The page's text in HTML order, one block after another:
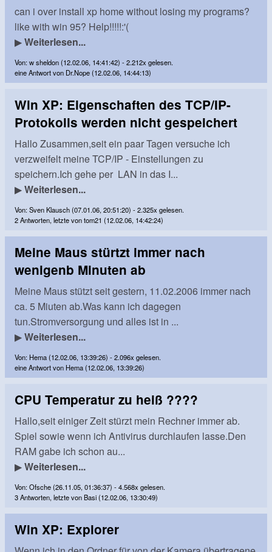
can i over install xp home without losing my programs?
like with win 95? Help!!!!!:'(
▶Weiterlesen...
Von: w sheldon (12.02.06, 14:41:42) - 2.212x gelesen.
eine Antwort von Dr.Nope (12.02.06, 14:44:13)
Win XP: Eigenschaften des TCP/IP-
Protokolls werden nicht gespeichert
Hallo Zusammen,seit ein paar Tagen versuche ich
verzweifelt meine TCP/IP - Einstellungen zu
speichern.Ich gehe per LAN in das I...
▶Weiterlesen...
Von: Sven Klausch (07.01.06, 20:51:20) - 2.325x gelesen.
2 Antworten, letzte von tom21 (12.02.06, 14:42:24)
Meine Maus stürtzt immer nach
wenigenb Minuten ab
Meine Maus stützt seit gestern, 11.02.2006 immer nach
ca. 5 Miuten ab.Was kann ich dagegen
tun.Stromversorgung und alles ist in ...
▶Weiterlesen...
Von: Hema (12.02.06, 13:39:26) - 2.096x gelesen.
eine Antwort von Hema (12.02.06, 13:39:26)
CPU Temperatur zu heiß ????
Hallo,seit einiger Zeit stürzt mein Rechner immer ab.
Spiel sowie wenn ich Antivirus durchlaufen lasse.Den
RAM gabe ich schon au...
▶Weiterlesen...
Von: Ofsche (26.11.05, 01:36:37) - 4.568x gelesen.
3 Antworten, letzte von Basi (12.02.06, 13:30:49)
Win XP: Explorer